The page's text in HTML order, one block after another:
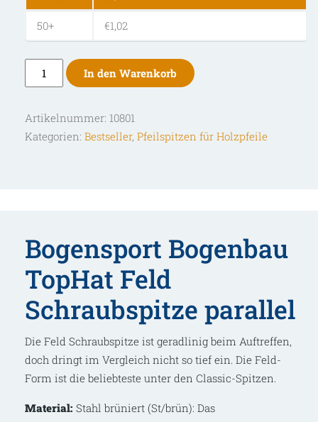
50+ €1,02
TopHat
Feld
parallel
Menge
In den Warenkorb
Artikelnummer: 10801
Kategorien: Bestseller, Pfeilspitzen für Holzpfeile
Bogensport Bogenbau
TopHat Feld
Schraubspitze parallel
Die Feld Schraubspitze ist geradlinig beim Auftreffen,
doch dringt im Vergleich nicht so tief ein. Die Feld-
Form ist die beliebteste unter den Classic-Spitzen.
Material: Stahl brüniert (St/brün): Das